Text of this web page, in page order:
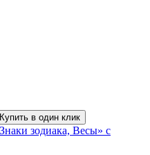
Купить в один клик